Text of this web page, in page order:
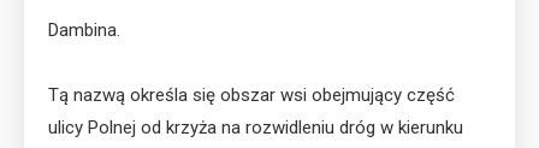
Dambina.
Tą nazwą określa się obszar wsi obejmujący część
ulicy Polnej od krzyża na rozwidleniu dróg w kierunku